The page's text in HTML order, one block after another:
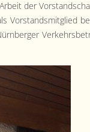
der
Vor­standsmit­glied